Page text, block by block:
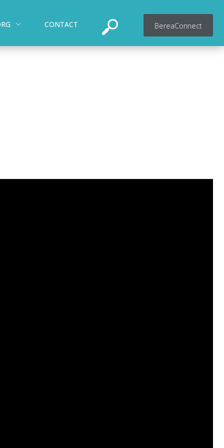
BereaConnect
CONTACT